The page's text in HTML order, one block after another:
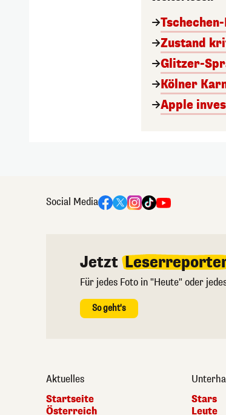
Zustand
Glitzer-
Kölner
Apple
Social Media
Jetzt
Für jedes Foto in "Heute" oder
So geht's
Aktuelles
Startseite
Österreich
Stars
Leute